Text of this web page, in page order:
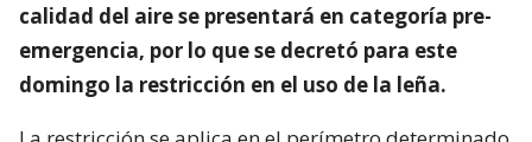
calidad del aire se presentará en categoría pre-
emergencia, por lo que se decretó para este
domingo la restricción en el uso de la leña.